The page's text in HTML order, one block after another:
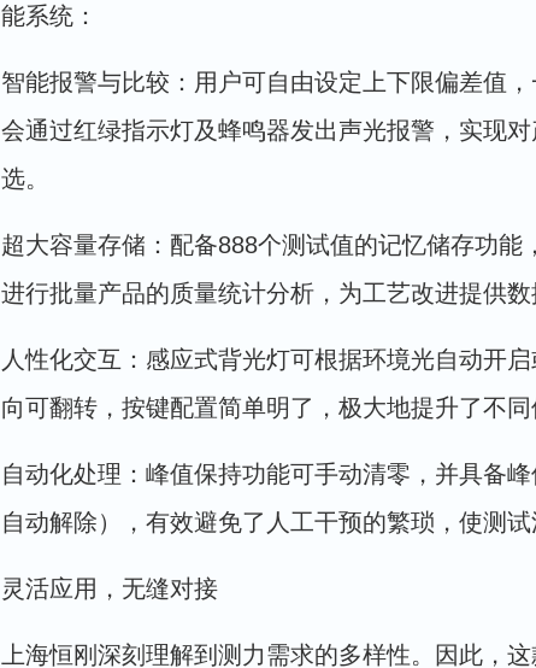
能系统：
智能报警与比较：用户可自由设定上下限偏差值
会通过红绿指示灯及蜂鸣器发出声光报警，实现
选。
超大容量存储：配备888个测试值的记忆储存功能
进行批量产品的质量统计分析，为工艺改进提供数
人性化交互：感应式背光灯可根据环境光自动开
向可翻转，按键配置简单明了，极大地提升了不同
自动化处理：峰值保持功能可手动清零，并具备
自动解除），有效避免了人工干预的繁琐，使测试
灵活应用，无缝对接
上海恒刚深刻理解到测力需求的多样性。因此，